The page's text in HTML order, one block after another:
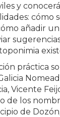
y
cómo
añadir
práctica
Vicente
de los
de